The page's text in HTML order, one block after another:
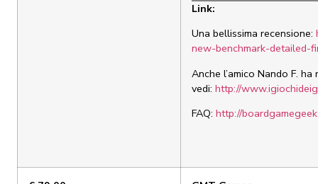
Link:
Una bellissima recensione:
new-benchmark-detailed-
Anche l’amico Nando F.
vedi: http://
FAQ: http://